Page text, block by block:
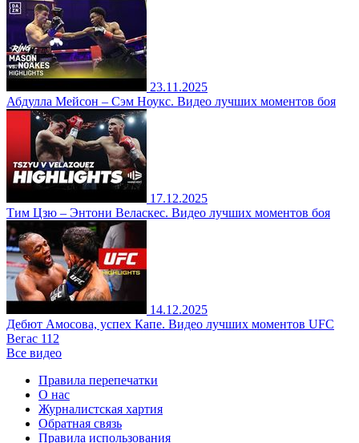
23.11.2025
Абдулла Мейсон – Сэм Ноукс. Видео лучших моментов боя
17.12.2025
Тим Цзю – Энтони Веласкес. Видео лучших моментов боя
14.12.2025
Дебют Амосова, успех Капе. Видео лучших моментов UFC
Вегас 112
Все видео
Правила перепечатки
О нас
Журналистская хартия
Обратная связь
Правила использования